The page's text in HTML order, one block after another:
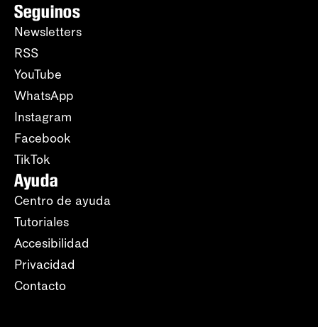
Seguinos
Newsletters
RSS
YouTube
WhatsApp
Instagram
Facebook
TikTok
Ayuda
Centro de ayuda
Tutoriales
Accesibilidad
Privacidad
Contacto